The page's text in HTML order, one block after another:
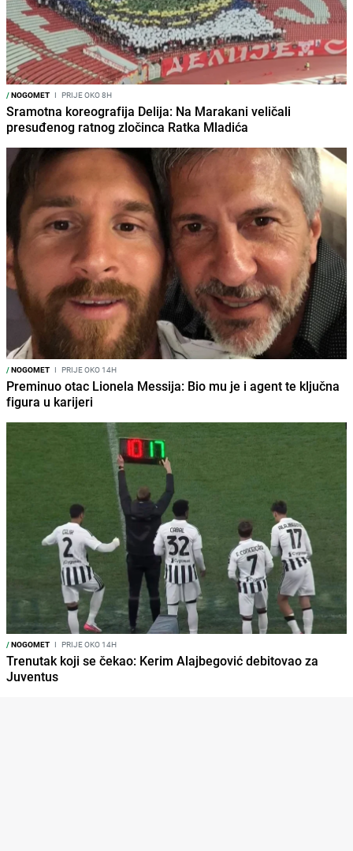
/NOGOMET I PRIJE OKO 8H
Sramotna koreografija Delija: Na Marakani veličali
presuđenog ratnog zločinca Ratka Mladića
/NOGOMET I PRIJE OKO 14H
Preminuo otac Lionela Messija: Bio mu je i agent te ključna
figura u karijeri
/NOGOMET I PRIJE OKO 14H
Trenutak koji se čekao: Kerim Alajbegović debitovao za
Juventus